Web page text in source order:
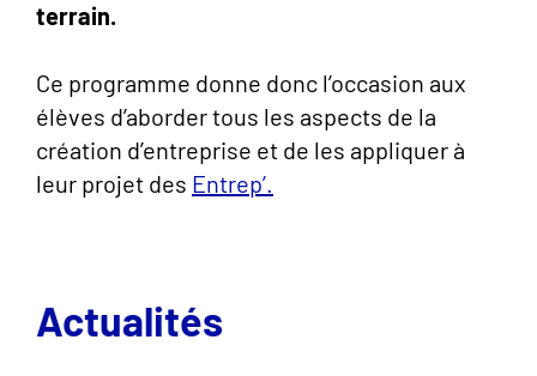
terrain.
Ce programme donne donc l’occasion aux
élèves d’aborder tous les aspects de la
création d’entreprise et de les appliquer à
leur projet des Entrep’.
Actualités